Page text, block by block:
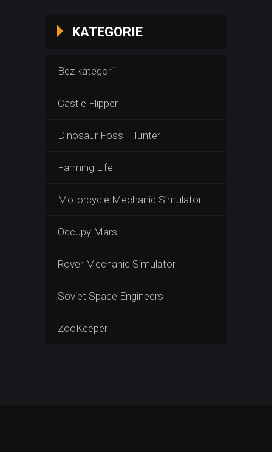
KATEGORIE
Bez kategorii
Castle Flipper
Dinosaur Fossil Hunter
Farming Life
Motorcycle Mechanic Simulator
Occupy Mars
Rover Mechanic Simulator
Soviet Space Engineers
ZooKeeper